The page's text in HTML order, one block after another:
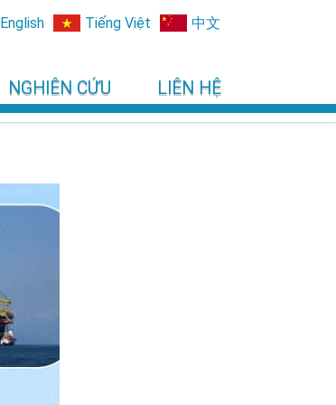
English Tiếng Việt 中文
NGHIÊN CỨU LIÊN HỆ